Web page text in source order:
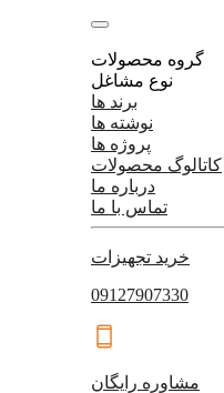
گروه محصولات
نوع مشاغل
برند ها
نوشته ها
پروژه ها
کاتالوگ محصولات
درباره ما
تماس با ما
خرید تجهیزات
09127907330
مشاوره رایگان